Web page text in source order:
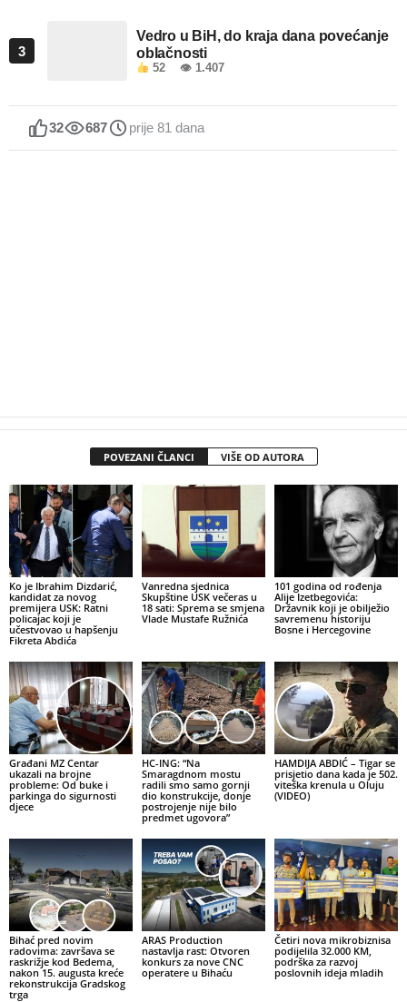
3
Vedro u BiH, do kraja dana povećanje
oblačnosti
52 👁 1.407
32 687 prije 81 dana
POVEZANI ČLANCI VIŠE OD AUTORA
Ko je Ibrahim Dizdarić,
kandidat za novog
premijera USK: Ratni
policajac koji je
učestvovao u hapšenju
Fikreta Abdića
Vanredna sjednica
Skupštine USK večeras u
18 sati: Sprema se smjena
Vlade Mustafe Ružnića
101 godina od rođenja
Alije Izetbegovića:
Državnik koji je obilježio
savremenu historiju
Bosne i Hercegovine
Građani MZ Centar
ukazali na brojne
probleme: Od buke i
parkinga do sigurnosti
djece
HC-ING: “Na
Smaragdnom mostu
radili smo samo gornji
dio konstrukcije, donje
postrojenje nije bilo
predmet ugovora”
HAMDIJA ABDIĆ – Tigar se
prisjetio dana kada je 502.
viteška krenula u Oluju
(VIDEO)
Bihać pred novim
radovima: završava se
raskrižje kod Bedema,
nakon 15. augusta kreće
rekonstrukcija Gradskog
trga
ARAS Production
nastavlja rast: Otvoren
konkurs za nove CNC
operatere u Bihaću
Četiri nova mikrobiznisa
podijelila 32.000 KM,
podrška za razvoj
poslovnih ideja mladih